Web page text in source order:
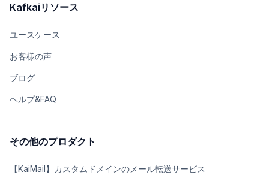
Kafkaiリソース
ユースケース
お客様の声
ブログ
ヘルプ&FAQ
その他のプロダクト
【KaiMail】カスタムドメインのメール転送サービス